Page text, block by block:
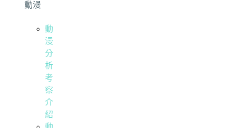
動漫
動
漫
分
析
考
察
介
紹